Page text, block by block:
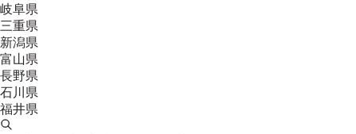
岐阜県
三重県
新潟県
富山県
長野県
石川県
福井県